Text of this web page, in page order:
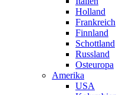
Holland
Frankreich
Finnland
Schottland
Russland
Osteuropa
Amerika
USA